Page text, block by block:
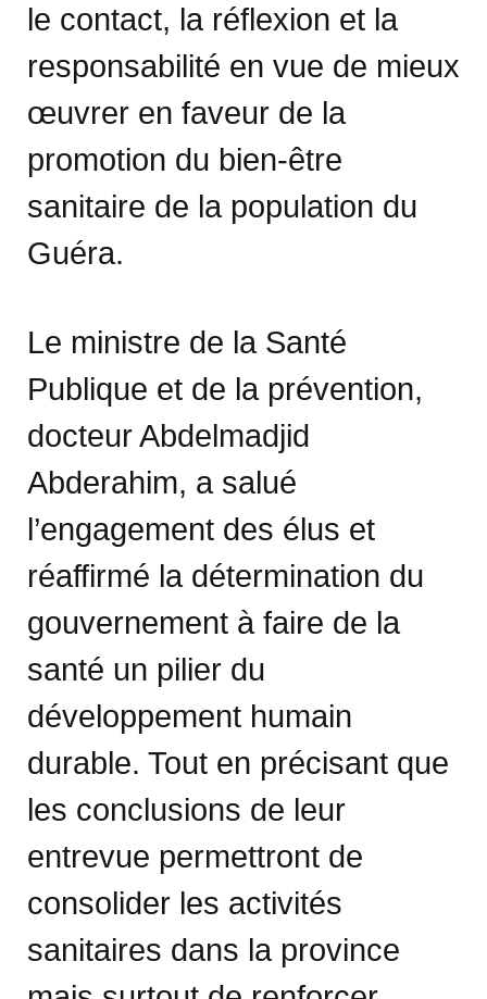
le contact, la réflexion et la
responsabilité en vue de mieux
œuvrer en faveur de la
promotion du bien-être
sanitaire de la population du
Guéra.
Le ministre de la Santé
Publique et de la prévention,
docteur Abdelmadjid
Abderahim, a salué
l’engagement des élus et
réaffirmé la détermination du
gouvernement à faire de la
santé un pilier du
développement humain
durable. Tout en précisant que
les conclusions de leur
entrevue permettront de
consolider les activités
sanitaires dans la province